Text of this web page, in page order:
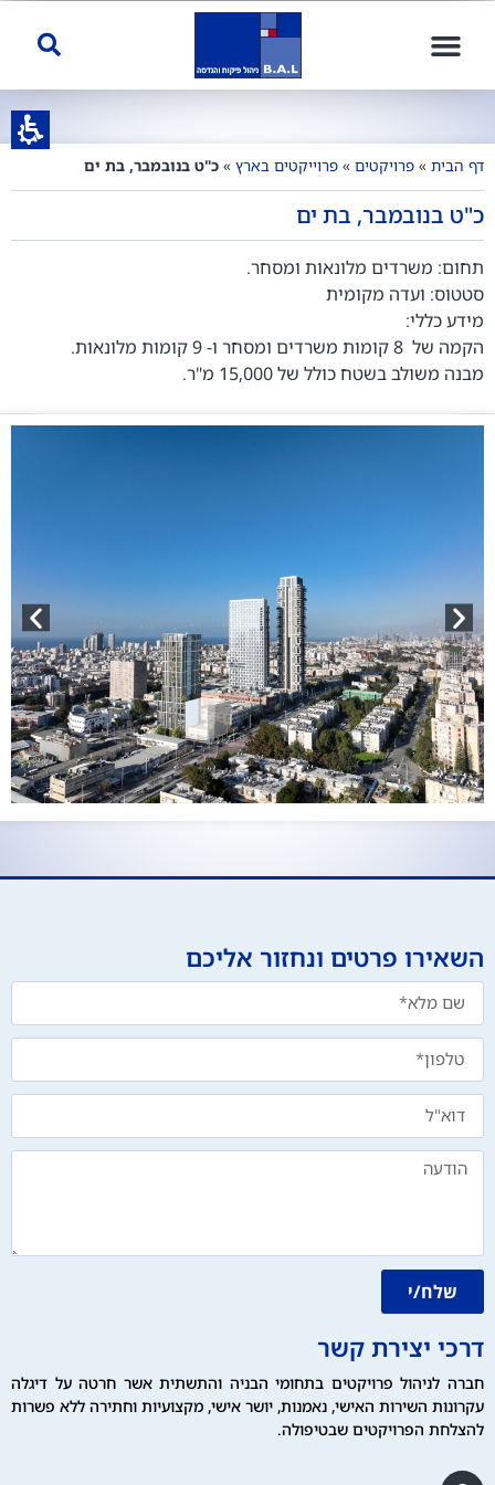
דף הבית » פרויקטים » פרוייקטים בארץ » כ"ט בנובמבר, בת ים
כ"ט בנובמבר, בת ים
תחום: משרדים מלונאות ומסחר.
סטטוס: ועדה מקומית
מידע כללי:
הקמה של 8 קומות משרדים ומסחר ו- 9 קומות מלונאות.
מבנה משולב בשטח כולל של 15,000 מ"ר.
השאירו פרטים ונחזור אליכם
שלח/י
דרכי יצירת קשר
חברה לניהול פרויקטים בתחומי הבניה והתשתית אשר חרטה על דיגלה
עקרונות השירות האישי, נאמנות, יושר אישי, מקצועיות וחתירה ללא פשרות
להצלחת הפרויקטים שבטיפולה.